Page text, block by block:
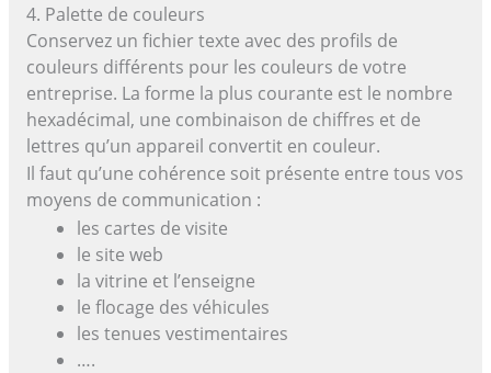
4. Palette de couleurs
Conservez un fichier texte avec des profils de
couleurs différents pour les couleurs de votre
entreprise. La forme la plus courante est le nombre
hexadécimal, une combinaison de chiffres et de
lettres qu’un appareil convertit en couleur.
Il faut qu’une cohérence soit présente entre tous vos
moyens de communication :
les cartes de visite
le site web
la vitrine et l’enseigne
le flocage des véhicules
les tenues vestimentaires
….